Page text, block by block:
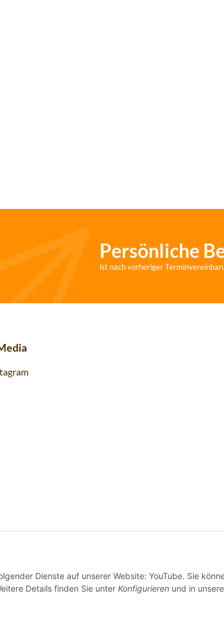
Dienste auf unserer Website: YouTube. Sie
Details finden Sie unter Konfigurieren und in
Persönliche
ist nach vorheriger
Wir versenden